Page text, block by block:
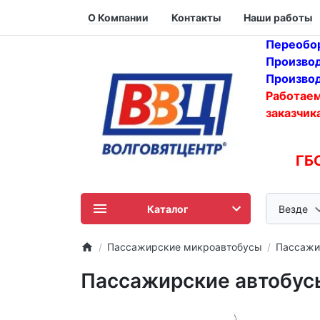
О Компании Контакты Наши работы
Везде
Каталог
Пассажирские микроавтобусы
Пассажирские